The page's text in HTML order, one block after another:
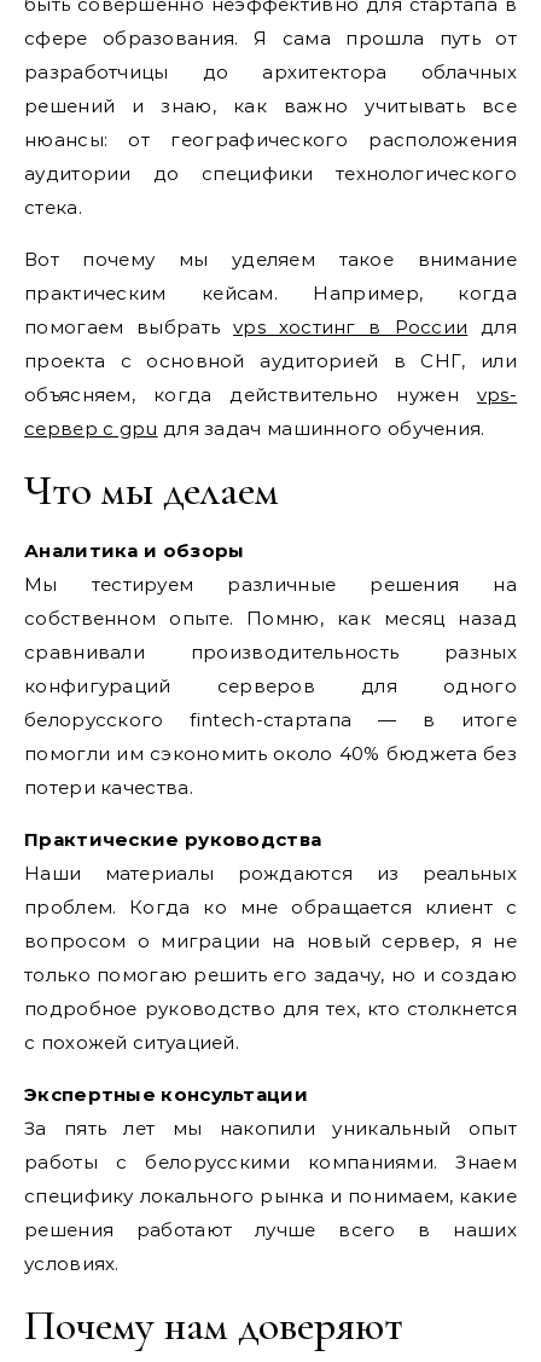
сфере образования. Я сама прошла путь от
разработчицы до архитектора облачных
решений и знаю, как важно учитывать все
нюансы: от географического расположения
аудитории до специфики технологического
стека.
Вот почему мы уделяем такое внимание
практическим кейсам. Например, когда
помогаем выбрать vps хостинг в России для
проекта с основной аудиторией в СНГ, или
объясняем, когда действительно нужен vps-
сервер с gpu для задач машинного обучения.
Что мы делаем
Аналитика и обзоры
Мы тестируем различные решения на
собственном опыте. Помню, как месяц назад
сравнивали производительность разных
конфигураций серверов для одного
белорусского fintech-стартапа — в итоге
помогли им сэкономить около 40% бюджета без
потери качества.
Практические руководства
Наши материалы рождаются из реальных
проблем. Когда ко мне обращается клиент с
вопросом о миграции на новый сервер, я не
только помогаю решить его задачу, но и создаю
подробное руководство для тех, кто столкнется
с похожей ситуацией.
Экспертные консультации
За пять лет мы накопили уникальный опыт
работы с белорусскими компаниями. Знаем
специфику локального рынка и понимаем, какие
решения работают лучше всего в наших
условиях.
Почему нам доверяют